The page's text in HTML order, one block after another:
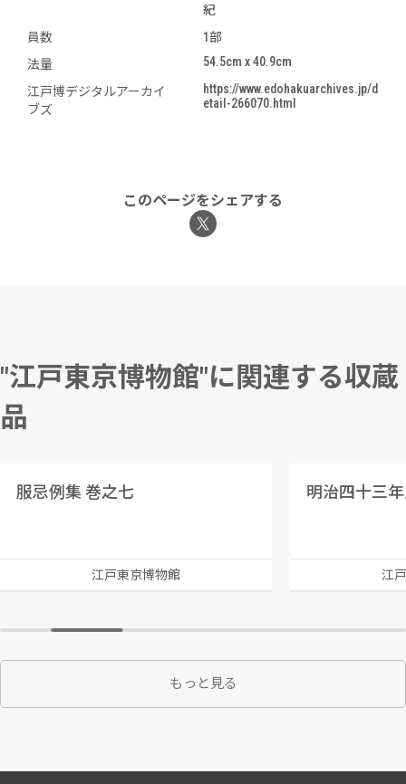
紀
員数
1部
法量
54.5cm x 40.9cm
江戸博デジタルアーカイ
ブズ
https://www.edohakuarchives.jp/d
etail-266070.html
このページをシェアする
"江戸東京博物館"に関連する収蔵
品
服忌例集 巻之七
江戸東京博物館
明治四十三
江
もっと見る